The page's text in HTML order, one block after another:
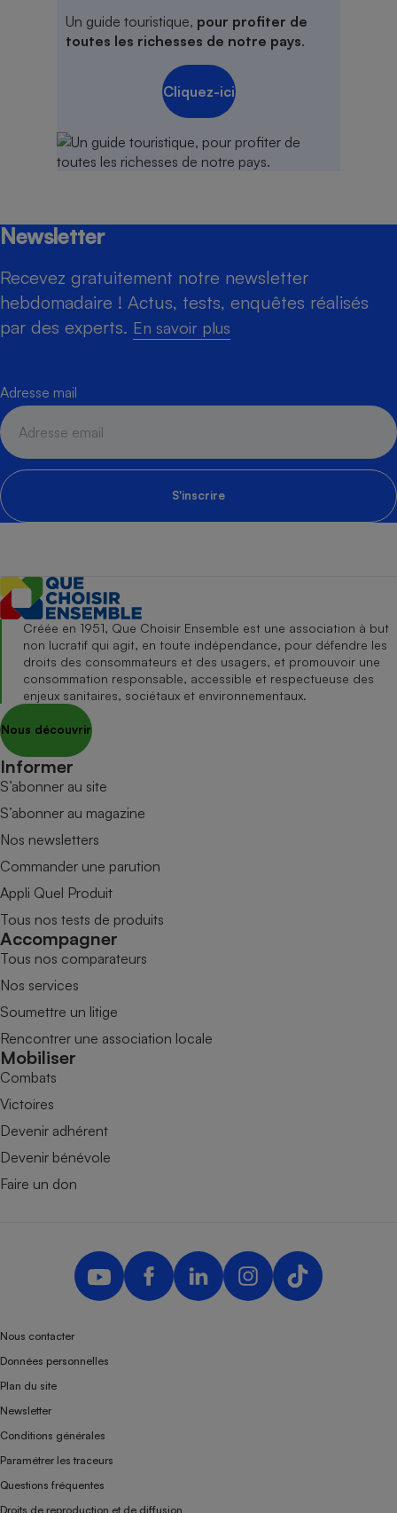
Un guide touristique, pour profiter de
toutes les richesses de notre pays.
Cliquez-ici
Newsletter
Recevez gratuitement notre newsletter
hebdomadaire ! Actus, tests, enquêtes réalisés
par des experts. En savoir plus
Adresse mail
S'inscrire
Créée en 1951, Que Choisir Ensemble est une association à but
non lucratif qui agit, en toute indépendance, pour défendre les
droits des consommateurs et des usagers, et promouvoir une
consommation responsable, accessible et respectueuse des
enjeux sanitaires, sociétaux et environnementaux.
Nous découvrir
Informer
S’abonner au site
S’abonner au magazine
Nos newsletters
Commander une parution
Appli Quel Produit
Tous nos tests de produits
Accompagner
Tous nos comparateurs
Nos services
Soumettre un litige
Rencontrer une association locale
Mobiliser
Combats
Victoires
Devenir adhérent
Devenir bénévole
Faire un don
Nous contacter
Données personnelles
Plan du site
Newsletter
Conditions générales
Paramétrer les traceurs
Questions fréquentes
Droits de reproduction et de diffusion